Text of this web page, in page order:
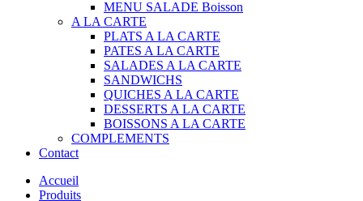
MENU SALADE Boisson
A LA CARTE
PLATS A LA CARTE
PATES A LA CARTE
SALADES A LA CARTE
SANDWICHS
QUICHES A LA CARTE
DESSERTS A LA CARTE
BOISSONS A LA CARTE
COMPLEMENTS
Contact
Accueil
Produits